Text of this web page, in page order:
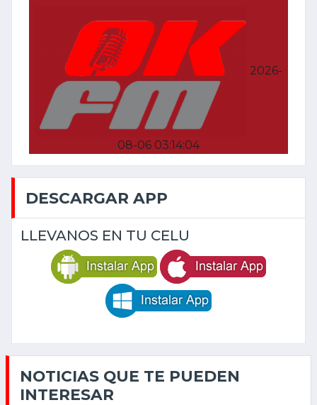
2026-
08-06 03:14:04
DESCARGAR APP
LLEVANOS EN TU CELU
NOTICIAS QUE TE PUEDEN
INTERESAR